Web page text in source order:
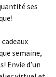
ses
semaine,
Envie d’un